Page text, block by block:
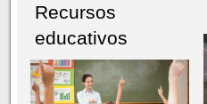
Recursos
educativos